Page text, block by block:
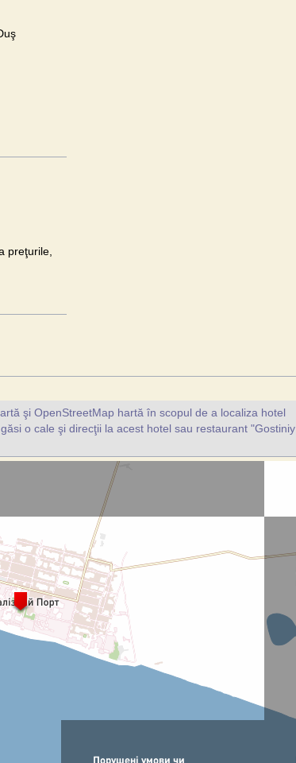
preţurile,
şi OpenStreetMap hartă în scopul de a localiza hotel
o cale şi direcţii la acest hotel sau restaurant "Gostiniy